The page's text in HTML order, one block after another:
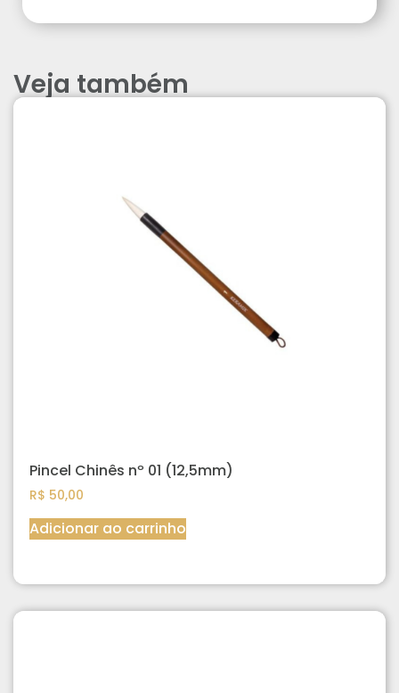
Veja também
Pincel Chinês nº 01 (12,5mm)
R$ 50,00
Adicionar ao carrinho